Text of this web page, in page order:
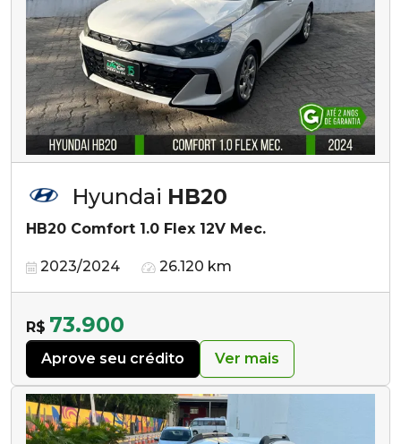
Hyundai HB20
HB20 Comfort 1.0 Flex 12V Mec.
2023/2024 26.120 km
R$ 73.900
Aprove seu crédito Ver mais